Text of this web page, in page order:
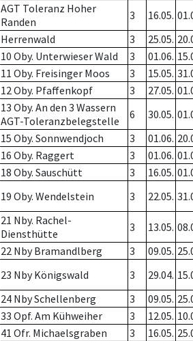
AGT Toleranz Hoher
Randen
3 16.05.
Herrenwald 3 25.05.
10 Oby. Unterwieser Wald 3 01.06.
11 Oby. Freisinger Moos 3 15.05.
12 Oby. Pfaffenkopf 3 27.05.
13 Oby. An den 3 Wassern
AGT-Toleranzbelegstelle
6 30.05.
15 Oby. Sonnwendjoch 3 01.06.
16 Oby. Raggert 3 01.06.
18 Oby. Sauschütt 3 16.05.
19 Oby. Wendelstein 3 22.05.
21 Nby. Rachel-
Diensthütte
3 13.05.
22 Nby Bramandlberg 3 09.05.
23 Nby Königswald 3 29.04.
24 Nby Schellenberg 3 09.05.
33 Opf. Am Kühweiher 3 12.05.
41 Ofr. Michaelsgraben 3 16.05.